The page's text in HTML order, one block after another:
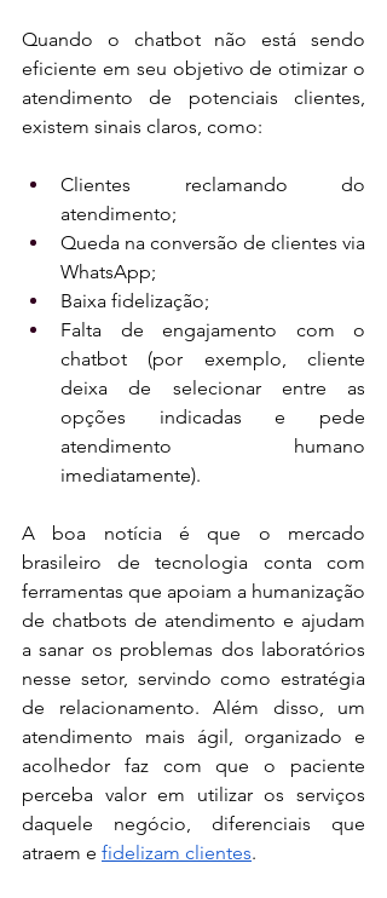
Quando o chatbot não está sendo
eficiente em seu objetivo de otimizar o
atendimento de potenciais clientes,
existem sinais claros, como:
Clientes reclamando do
atendimento;
Queda na conversão de clientes via
WhatsApp;
Baixa fidelização;
Falta de engajamento com o
chatbot (por exemplo, cliente
deixa de selecionar entre as
opções indicadas e pede
atendimento humano
imediatamente).
A boa notícia é que o mercado
brasileiro de tecnologia conta com
ferramentas que apoiam a humanização
de chatbots de atendimento e ajudam
a sanar os problemas dos laboratórios
nesse setor, servindo como estratégia
de relacionamento. Além disso, um
atendimento mais ágil, organizado e
acolhedor faz com que o paciente
perceba valor em utilizar os serviços
daquele negócio, diferenciais que
atraem e fidelizam clientes.